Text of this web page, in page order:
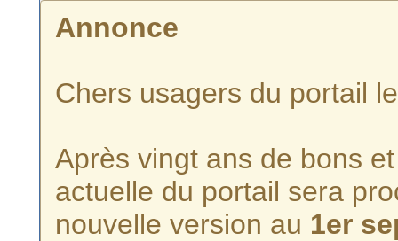
Annonce
Chers usagers du portail
Après vingt ans de bons
actuelle du portail sera
nouvelle version au 1er